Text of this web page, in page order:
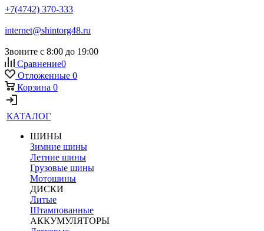
+7(4742) 370-333
internet@shintorg48.ru
Звоните с 8:00 до 19:00
Сравнение0
Отложенные 0
Корзина 0
КАТАЛОГ
ШИНЫ
Зимние шины
Летние шины
Грузовые шины
Мотошины
ДИСКИ
Литые
Штампованные
АККУМУЛЯТОРЫ